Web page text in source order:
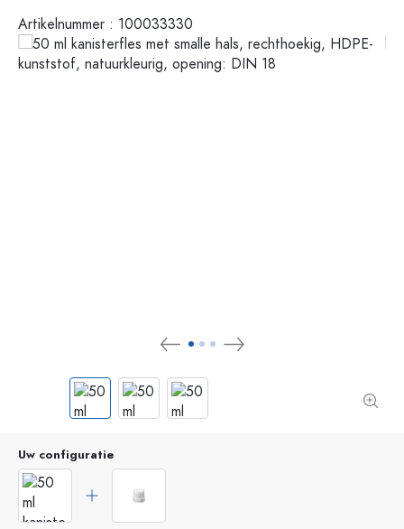
Artikelnummer : 100033330
Uw configuratie